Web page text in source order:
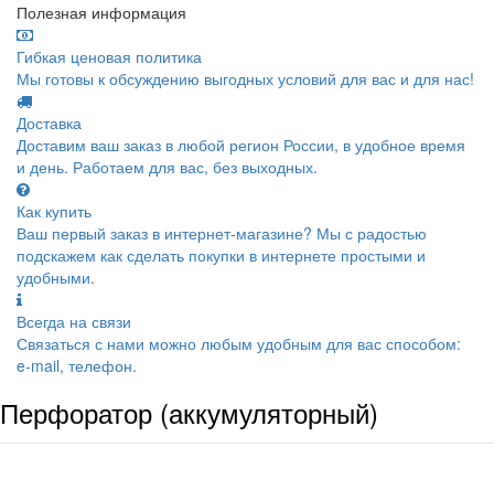
Полезная информация
Гибкая ценовая политика
Мы готовы к обсуждению выгодных условий для вас и для нас!
Доставка
Доставим ваш заказ в любой регион России, в удобное время
и день. Работаем для вас, без выходных.
Как купить
Ваш первый заказ в интернет-магазине? Мы с радостью
подскажем как сделать покупки в интернете простыми и
удобными.
Всегда на связи
Связаться с нами можно любым удобным для вас способом:
e-mail, телефон.
Перфоратор (аккумуляторный)